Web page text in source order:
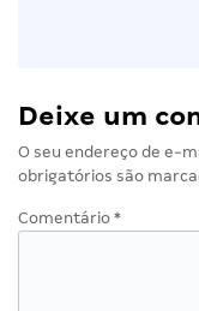
Deixe um
O seu endereço de e-
obrigatórios são
Comentário *